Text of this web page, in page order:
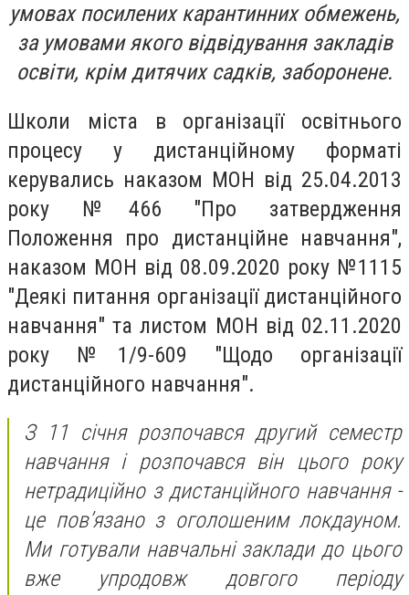
умовах посилених карантинних обмежень,
за умовами якого відвідування закладів
освіти, крім дитячих садків, заборонене.
Школи міста в організації освітнього
процесу у дистанційному форматі
керувались наказом МОН від 25.04.2013
року №466 "Про затвердження
Положення про дистанційне навчання",
наказом МОН від 08.09.2020 року №1115
"Деякі питання організації дистанційного
навчання" та листом МОН від 02.11.2020
року №1/9-609 "Щодо організації
дистанційного навчання".
З 11 січня розпочався другий семестр
навчання і розпочався він цього року
нетрадиційно з дистанційного навчання -
це пов’язано з оголошеним локдауном.
Ми готували навчальні заклади до цього
вже упродовж довгого періоду